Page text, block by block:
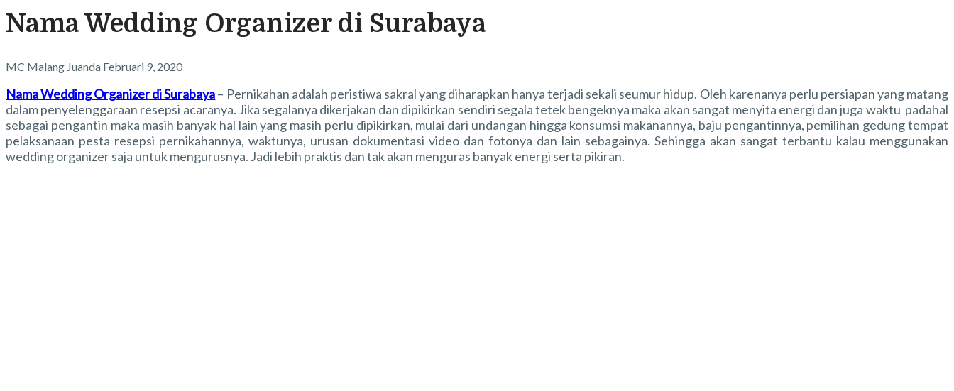
Nama Wedding Organizer di Surabaya
MC Malang Juanda Februari 9, 2020
Nama Wedding Organizer di Surabaya– Pernikahan adalah peristiwa sakral yang diharapkan hanya terjadi sekali seumur hidup. Oleh karenanya perlu persiapan yang matang
dalam penyelenggaraan resepsi acaranya. Jika segalanya dikerjakan dan dipikirkan sendiri segala tetek bengeknya maka akan sangat menyita energi dan juga waktu padahal
sebagai pengantin maka masih banyak hal lain yang masih perlu dipikirkan, mulai dari undangan hingga konsumsi makanannya, baju pengantinnya, pemilihan gedung tempat
pelaksanaan pesta resepsi pernikahannya, waktunya, urusan dokumentasi video dan fotonya dan lain sebagainya. Sehingga akan sangat terbantu kalau menggunakan
wedding organizer saja untuk mengurusnya. Jadi lebih praktis dan tak akan menguras banyak energi serta pikiran.